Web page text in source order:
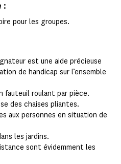
:
pour les groupes.
est une aide précieuse
de handicap sur l’ensemble
fauteuil roulant par pièce.
des chaises pliantes.
aux personnes en situation de
les jardins.
sont évidemment les